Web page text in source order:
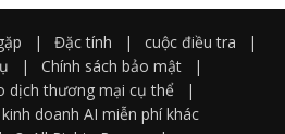
| Đặc tính | cuộc điều tra
|
| Chính sách bảo mật
|
dịch thương mại cụ thể
|
doanh AI miễn phí khác